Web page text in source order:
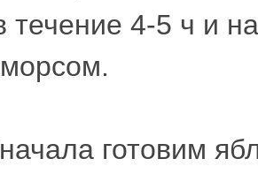
течение 4-5 ч и
готовим